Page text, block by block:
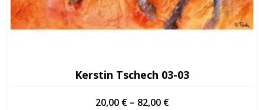
Kerstin Tschech 03-03
20,00 € – 82,00 €Hintaluokka: